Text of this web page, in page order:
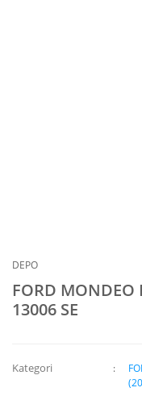
DEPO
FORD MONDEO
13006 SE
Kategori